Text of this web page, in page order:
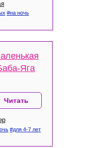
#на ночь
Яга
Читать
#для 4-7 лет